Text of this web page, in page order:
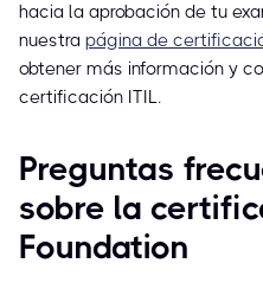
hacia la aprobación de tu
nuestra página de
obtener más información y
certificación ITIL.
Preguntas
sobre la
Foundation